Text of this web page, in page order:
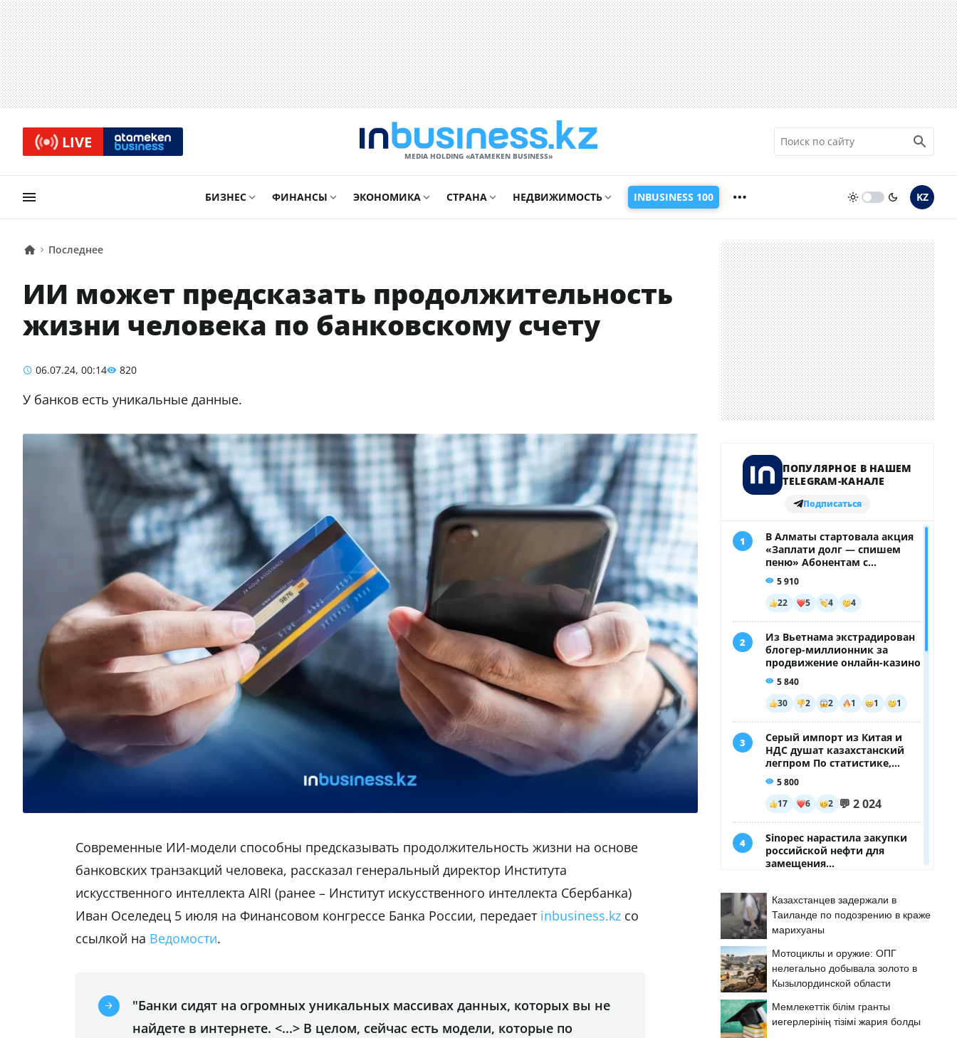
LIVE
MEDIA HOLDING «ATAMEKЕN BUSINESS»
БИЗНЕС ФИНАНСЫ ЭКОНОМИКА СТРАНА НЕДВИЖИМОСТЬ INBUSINESS 100 KZ
Последнее
ИИ может предсказать продолжительность
жизни человека по банковскому счету
06.07.24, 00:14 820
У банков есть уникальные данные.
Современные ИИ-модели способны предсказывать продолжительность жизни на основе
банковских транзакций человека, рассказал генеральный директор Института
искусственного интеллекта AIRI (ранее – Институт искусственного интеллекта Сбербанка)
Иван Оселедец 5 июля на Финансовом конгрессе Банка России, передает inbusiness.kz со
ссылкой на Ведомости.
"Банки сидят на огромных уникальных массивах данных, которых вы не
найдете в интернете. <...> В целом, сейчас есть модели, которые по
Казахстанцев задержали в
Таиланде по подозрению в краже
марихуаны
Мотоциклы и оружие: ОПГ
нелегально добывала золото в
Кызылординской области
Мемлекеттік білім гранты
иегерлерінің тізімі жария болды